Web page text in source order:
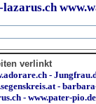
lazarus.ch
verlinkt
-
-
- www.pater-pio.de